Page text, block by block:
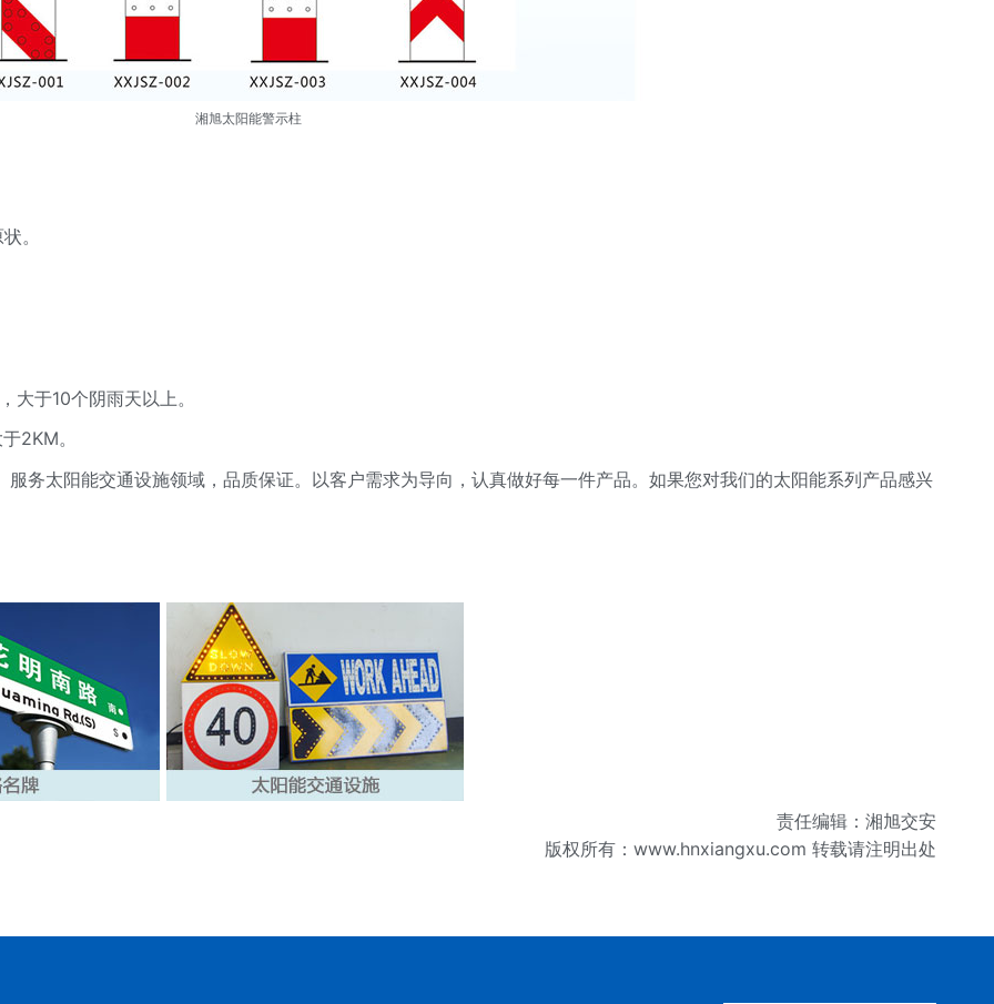
湘旭太阳能警示柱
。
于10个阴雨天以上。
2KM。
务太阳能交通设施领域，品质保证。以客户需求为导向，认真做好每一件产品。如果您对我们的太阳能系列产品感兴
责任编辑：湘旭交安
版权所有： www.hnxiangxu.com 转载请注明出处